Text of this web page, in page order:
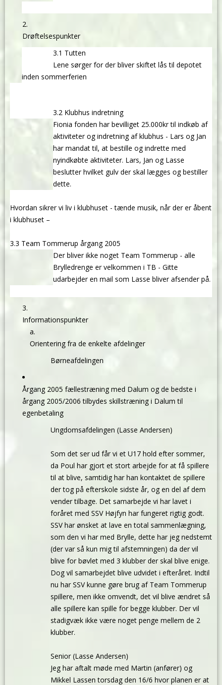
Drøftelsespunkter
3.1 Tutten
Lene sørger for der bliver skiftet lås til depotet
inden sommerferien
3.2 Klubhus indretning
Fionia fonden har bevilliget 25.000kr til indkøb af
aktiviteter og indretning af klubhus - Lars og Jan
har mandat til, at bestille og indrette med
nyindkøbte aktiviteter. Lars, Jan og Lasse
beslutter hvilket gulv der skal lægges og bestiller
dette.
Hvordan sikrer vi liv i klubhuset - tænde musik, når der er åbent
i klubhuset –
3.3 Team Tommerup årgang 2005
Der bliver ikke noget Team Tommerup - alle
Brylledrenge er velkommen i TB - Gitte
udarbejder en mail som Lasse bliver afsender på.
Informationspunkter
Orientering fra de enkelte afdelinger
Børneafdelingen
Årgang 2005 fællestræning med Dalum og de bedste i
årgang 2005/2006 tilbydes skillstræning i Dalum til
egenbetaling
Ungdomsafdelingen (Lasse Andersen)
Som det ser ud får vi et U17 hold efter sommer,
da Poul har gjort et stort arbejde for at få spillere
til at blive, samtidig har han kontaktet de spillere
der tog på efterskole sidste år, og en del af dem
vender tilbage. Det samarbejde vi har lavet i
foråret med SSV Højfyn har fungeret rigtig godt.
SSV har ønsket at lave en total sammenlægning,
som den vi har med Brylle, dette har jeg nedstemt
(der var så kun mig til afstemningen) da der vil
blive for bøvlet med 3 klubber der skal blive enige.
Dog vil samarbejdet blive udvidet i efteråret. Indtil
nu har SSV kunne gøre brug af Team Tommerup
spillere, men ikke omvendt, det vil blive ændret så
alle spillere kan spille for begge klubber. Der vil
stadigvæk ikke være noget penge mellem de 2
klubber.
Senior (Lasse Andersen)
Jeg har aftalt møde med Martin (anfører) og
Mikkel Lassen torsdag den 16/6 hvor planen er at